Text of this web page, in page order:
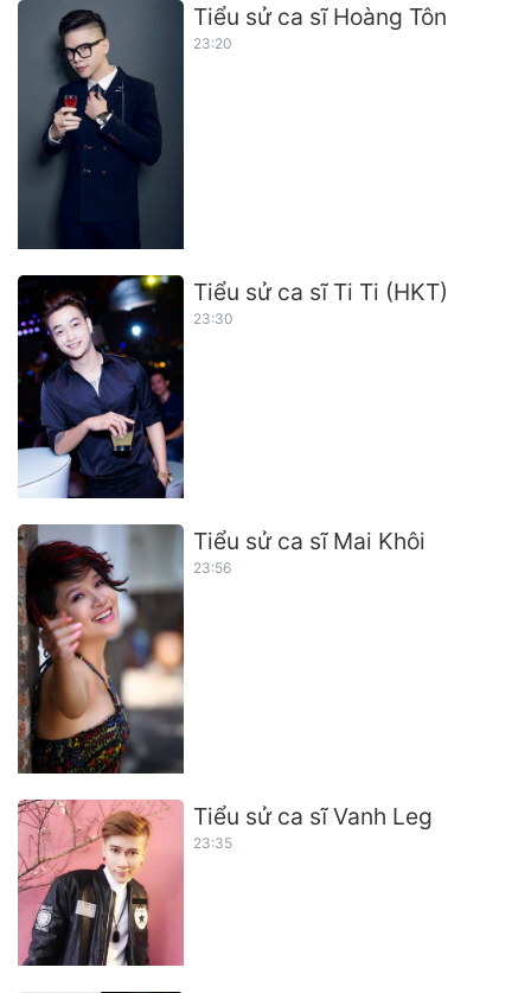
Tiểu sử ca sĩ Hoàng Tôn
23:20
Tiểu sử ca sĩ Ti Ti (HKT)
23:30
Tiểu sử ca sĩ Mai Khôi
23:56
Tiểu sử ca sĩ Vanh Leg
23:35